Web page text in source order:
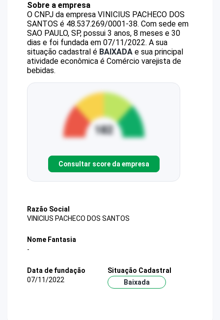
Sobre a empresa
O CNPJ da empresa VINICIUS PACHECO DOS
SANTOS é 48.537.269/0001-38. Com sede em
SAO PAULO, SP, possui 3 anos, 8 meses e 30
dias e foi fundada em 07/11/2022. A sua
situação cadastral é BAIXADA e sua principal
atividade econômica é Comércio varejista de
bebidas.
Consultar score da empresa
Razão Social
VINICIUS PACHECO DOS SANTOS
Nome Fantasia
-
Data de fundação
07/11/2022
Situação Cadastral
Baixada